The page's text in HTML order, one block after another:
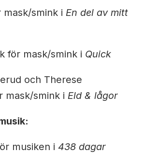
smink i En del av mitt
för mask/smink i Quick
och Therese
mask/smink i Eld & lågor
musiken i 438 dagar